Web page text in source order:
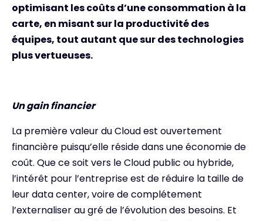
optimisant les coûts d’une consommation à la
carte, en misant sur la productivité des
équipes, tout autant que sur des technologies
plus vertueuses.
Un gain financier
La première valeur du Cloud est ouvertement
financière puisqu’elle réside dans une économie de
coût. Que ce soit vers le Cloud public ou hybride,
l’intérêt pour l’entreprise est de réduire la taille de
leur data center, voire de complétement
l’externaliser au gré de l’évolution des besoins. Et